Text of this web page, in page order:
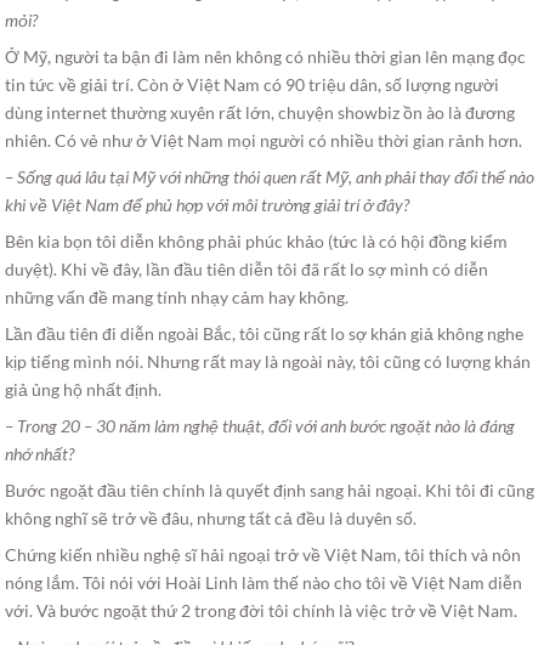
mỏi?
Ở Mỹ, người ta bận đi làm nên không có nhiều thời gian lên mạng đọc
tin tức về giải trí. Còn ở Việt Nam có 90 triệu dân, số lượng người
dùng internet thường xuyên rất lớn, chuyện showbiz ồn ào là đương
nhiên. Có vẻ như ở Việt Nam mọi người có nhiều thời gian rảnh hơn.
– Sống quá lâu tại Mỹ với những thói quen rất Mỹ, anh phải thay đổi thế nào
khi về Việt Nam để phủ hợp với môi trường giải trí ở đây?
Bên kia bọn tôi diễn không phải phúc khảo (tức là có hội đồng kiểm
duyệt). Khi về đây, lần đầu tiên diễn tôi đã rất lo sợ mình có diễn
những vấn đề mang tính nhạy cảm hay không.
Lần đầu tiên đi diễn ngoài Bắc, tôi cũng rất lo sợ khán giả không nghe
kịp tiếng mình nói. Nhưng rất may là ngoài này, tôi cũng có lượng khán
giả ủng hộ nhất định.
– Trong 20 – 30 năm làm nghệ thuật, đối với anh bước ngoặt nào là đáng
nhớ nhất?
Bước ngoặt đầu tiên chính là quyết định sang hải ngoại. Khi tôi đi cũng
không nghĩ sẽ trở về đâu, nhưng tất cả đều là duyên số.
Chứng kiến nhiều nghệ sĩ hải ngoại trở về Việt Nam, tôi thích và nôn
nóng lắm. Tôi nói với Hoài Linh làm thế nào cho tôi về Việt Nam diễn
với. Và bước ngoặt thứ 2 trong đời tôi chính là việc trở về Việt Nam.